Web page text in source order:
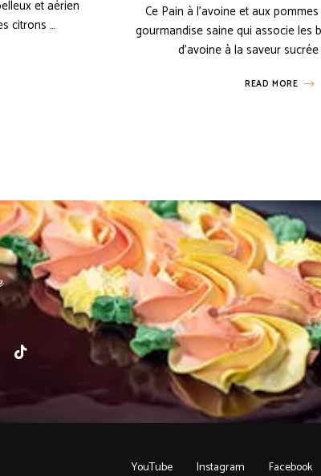
et aérien
citrons …
Ce Pain à l’avoine et aux
gourmandise saine qui associe les
d’avoine à la saveur
READ MORE
YouTube Instagram Facebook